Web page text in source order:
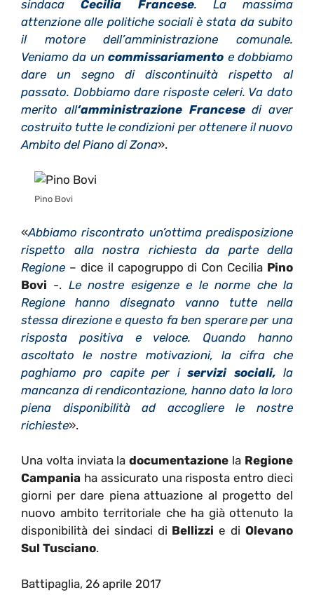
sindacaCecilia Francese. La massima
attenzione alle politiche sociali è stata da subito
il motore dell’amministrazione comunale.
Veniamo da uncommissariamento e dobbiamo
dare un segno di discontinuità rispetto al
passato. Dobbiamo dare risposte celeri. Va dato
merito all‘amministrazione Francesedi aver
costruito tutte le condizioni per ottenere il nuovo
Ambito del Piano di Zona».
Pino Bovi
«Abbiamo riscontrato un’ottima predisposizione
rispetto alla nostra richiesta da parte della
Regione – dice il capogruppo di Con Cecilia Pino
Bovi -. Le nostre esigenze e le norme che la
Regione hanno disegnato vanno tutte nella
stessa direzione e questo fa ben sperare per una
risposta positiva e veloce. Quando hanno
ascoltato le nostre motivazioni, la cifra che
paghiamo pro capite per iservizi sociali, la
mancanza di rendicontazione, hanno dato la loro
piena disponibilità ad accogliere le nostre
richieste».
Una volta inviata ladocumentazione la Regione
Campania ha assicurato una risposta entro dieci
giorni per dare piena attuazione al progetto del
nuovo ambito territoriale che ha già ottenuto la
disponibilità dei sindaci di Bellizzi e diOlevano
Sul Tusciano.
Battipaglia, 26 aprile 2017